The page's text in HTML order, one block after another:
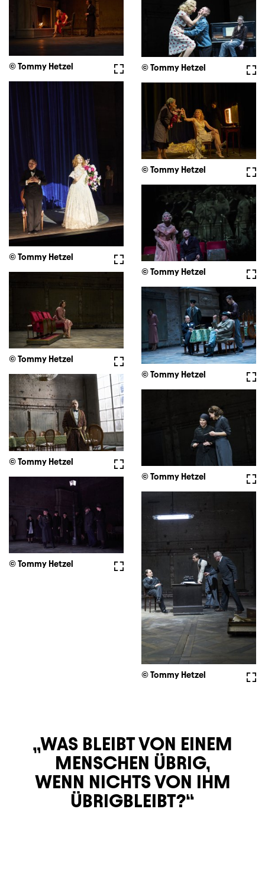
Vollbild
© Tommy Hetzel © Tommy Hetzel
Vollbild
© Tommy Hetzel
© Tommy Hetzel
© Tommy Hetzel
Vollbild
© Tommy Hetzel
© Tommy Hetzel
Vollbild
© Tommy Hetzel
© Tommy Hetzel
Vollbild
© Tommy Hetzel
© Tommy Hetzel
WAS BLEIBT VON EINEM
MENSCHEN ÜBRIG,
WENN NICHTS VON IHM
ÜBRIGBLEIBT?